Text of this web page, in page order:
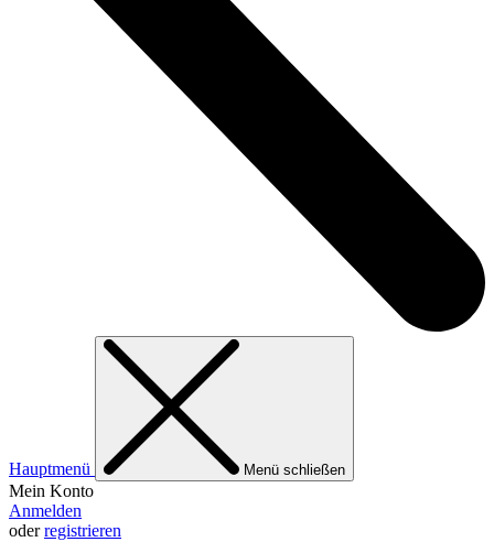
Hauptmenü Menü schließen
Mein Konto
Anmelden
oderregistrieren